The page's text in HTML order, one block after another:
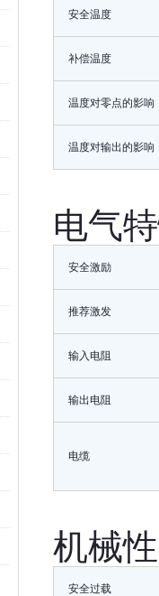
安全温度
补偿温度
温度对零点的影响
温度对输出的影响
电气
安全激励
推荐激发
输入电阻
输出电阻
电缆
机械
安全过载